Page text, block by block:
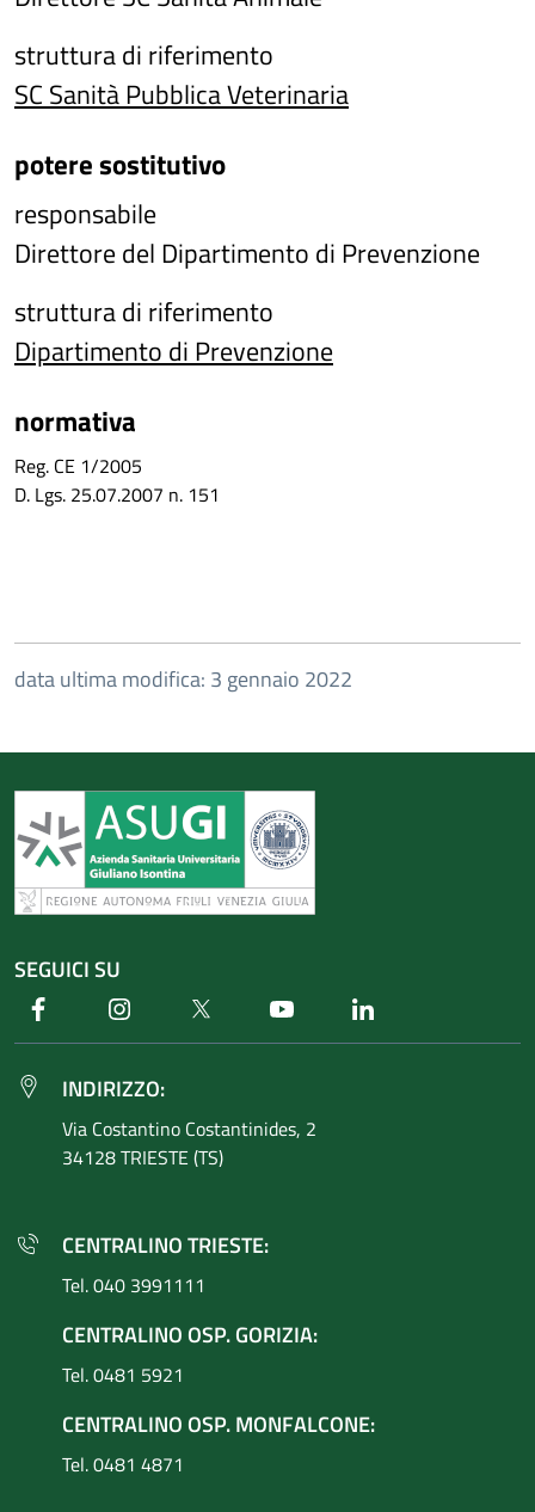
struttura di riferimento
SC Sanità Pubblica Veterinaria
potere sostitutivo
responsabile
Direttore del Dipartimento di Prevenzione
struttura di riferimento
Dipartimento di Prevenzione
normativa
Reg. CE 1/2005
D. Lgs. 25.07.2007 n. 151
data ultima modifica: 3 gennaio 2022
SEGUICI SU
Facebook Instagram Twitter Youtube
INDIRIZZO:
Via Costantino Costantinides, 2
34128 TRIESTE (TS)
CENTRALINO TRIESTE:
Tel. 040 3991111
CENTRALINO OSP. GORIZIA:
Tel. 0481 5921
CENTRALINO OSP. MONFALCONE:
Tel. 0481 4871